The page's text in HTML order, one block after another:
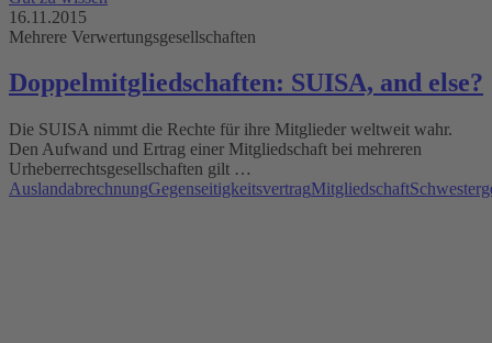
16.11.2015
Mehrere Verwertungsgesellschaften
Doppelmitgliedschaften: SUISA, and else?
Die SUISA nimmt die Rechte für ihre Mitglieder weltweit wahr.
Den Aufwand und Ertrag einer Mitgliedschaft bei mehreren
Urheberrechtsgesellschaften gilt …
AuslandabrechnungGegenseitigkeitsvertragMitgliedschaft